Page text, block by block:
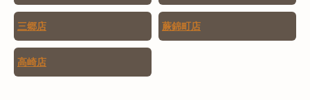
三郷店 蕨錦町店
高崎店